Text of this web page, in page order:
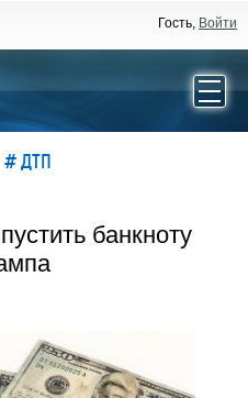
Гость, Войти
# ДТП
банкноту